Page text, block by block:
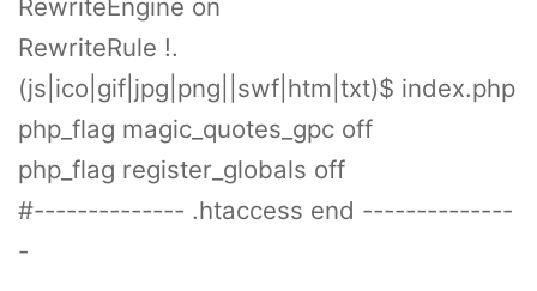
RewriteEngine on
RewriteRule !.
(js|ico|gif|jpg|png||swf|htm|txt)$ index.php
php_flag magic_quotes_gpc off
php_flag register_globals off
#-------------- .htaccess end --------------
-